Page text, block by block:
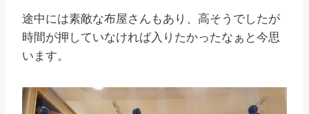
途中には素敵な布屋さんもあり、高そうでしたが
時間が押していなければ入りたかったなぁと今思
います。